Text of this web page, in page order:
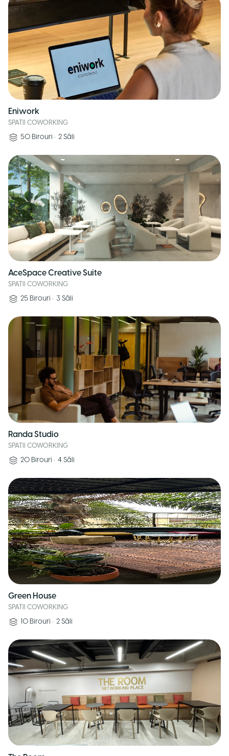
Eniwork
SPATII COWORKING
50 Birouri • 2 Săli
AceSpace Creative Suite
SPATII COWORKING
25 Birouri • 3 Săli
Randa Studio
SPATII COWORKING
20 Birouri • 4 Săli
Green House
SPATII COWORKING
10 Birouri • 2 Săli